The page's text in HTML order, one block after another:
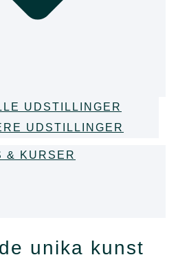
UDSTILLINGER
UDSTILLINGER
& KURSER
unika kunst